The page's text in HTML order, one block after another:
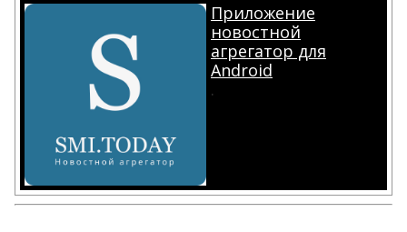
Приложение
новостной
агрегатор для
Android
.